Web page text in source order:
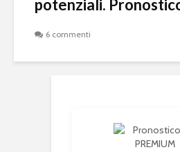
potenziali.
6 commenti